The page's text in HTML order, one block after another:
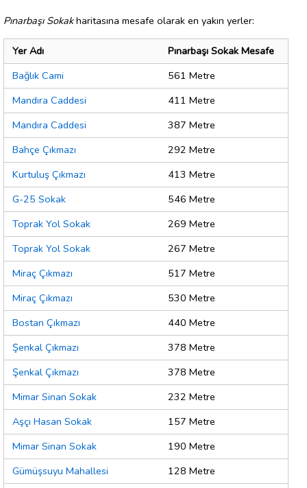
Pınarbaşı Sokakharitasına mesafe olarak en yakın yerler:
Yer Adı
Pınarbaşı Sokak Mesafe
Bağlık Cami
561 Metre
Mandıra Caddesi
411 Metre
Mandıra Caddesi
387 Metre
Bahçe Çıkmazı
292 Metre
Kurtuluş Çıkmazı
413 Metre
G-25 Sokak
546 Metre
Toprak Yol Sokak
269 Metre
Toprak Yol Sokak
267 Metre
Miraç Çıkmazı
517 Metre
Miraç Çıkmazı
530 Metre
Bostan Çıkmazı
440 Metre
Şenkal Çıkmazı
378 Metre
Şenkal Çıkmazı
378 Metre
Mimar Sinan Sokak
232 Metre
Aşçı Hasan Sokak
157 Metre
Mimar Sinan Sokak
190 Metre
Gümüşsuyu Mahallesi
128 Metre